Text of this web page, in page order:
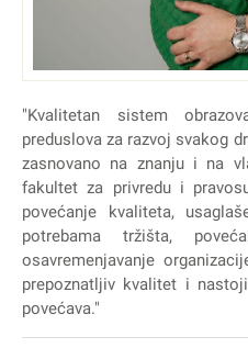
"Kvalitetan sistem
preduslova za razvoj svakog
zasnovano na znanju i na
fakultet za privredu i
povećanje kvaliteta,
potrebama tržišta,
osavremenjavanje
prepoznatljiv kvalitet i
povećava."